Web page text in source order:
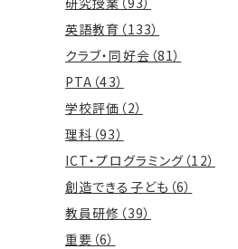
英語教育（133）
クラブ・同好会（81）
PTA（43）
学校評価（2）
理科（93）
ICT・プログラミング（12）
創造できる子ども（6）
教員研修（39）
重要（6）